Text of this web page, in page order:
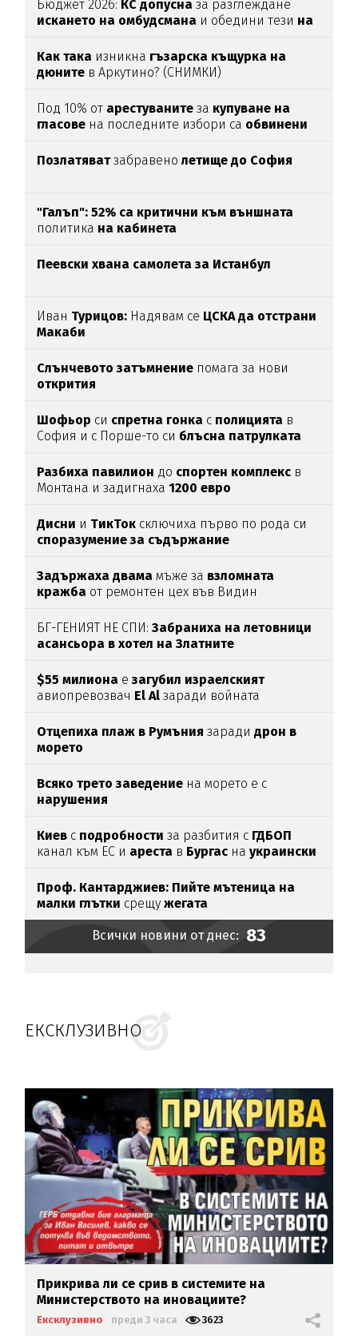
Бюджет 2026: КС допусна за разглеждане
искането на омбудсмана и обедини тези на
Как така изникна гъзарска къщурка на
дюните в Аркутино? (СНИМКИ)
Под 10% от арестуваните за купуване на
гласове на последните избори са обвинени
Позлатяватзабравенолетище до София
"Галъп": 52% са критични към външната
политика на кабинета
Пеевски хвана самолета за Истанбул
Иван Турицов: Надявам се ЦСКА да отстрани
Макаби
Слънчевото затъмнение помага за нови
открития
Шофьор си спретна гонка с полицията в
София и с Порше-то си блъсна патрулката
Разбиха павилион до спортен комплекс в
Монтана и задигнаха1200 евро
Дисни и ТикТок сключиха първо по рода си
споразумение за съдържание
Задържаха двама мъже за взломната
кражба от ремонтен цех във Видин
БГ-ГЕНИЯТ НЕ СПИ:Забраниха на летовници
асансьора в хотел на Златните
$55 милиона езагубил израелският
авиопревозвач El Al заради войната
Отцепиха плаж в Румъния зарадидрон в
морето
Всяко трето заведение на морето е с
нарушения
Киев с подробности за разбития с ГДБОП
канал към ЕС и ареста в Бургас наукраински
Проф. Кантарджиев: Пийте мътеница на
малки глътки срещу жегата
Всички новини от днес: 83
ЕКСКЛУЗИВНО
Прикрива ли се срив в системите на
Министерството на иновациите?
Ексклузивно преди 3 часа 3623